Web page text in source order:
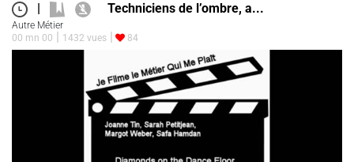
Techniciens de l’ombre, a...
Autre Métier
00 mn 00
1432 vues 84